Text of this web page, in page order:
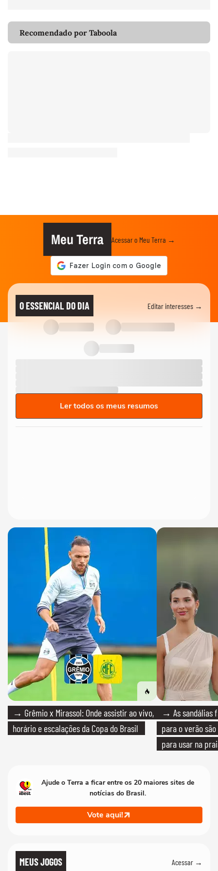
Recomendado por Taboola
Meu Terra Acessar o Meu Terra →
O ESSENCIAL DO DIA Editar interesses →
Ler todos os meus resumos
→ Grêmio x Mirassol: Onde assistir ao vivo,
horário e escalações da Copa do Brasil
→ As sandálias
para o verão
para usar na
Ajude o Terra a ficar entre os 20 maiores sites de
notícias do Brasil.
Vote aqui!
MEUS JOGOS Acessar →